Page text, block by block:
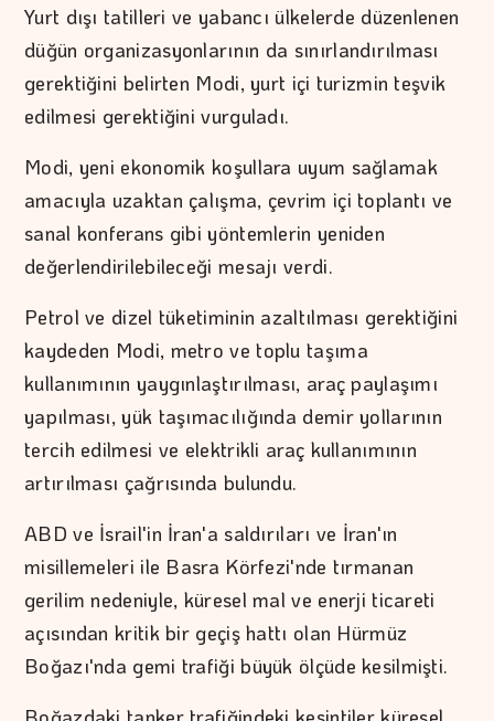
Yurt dışı tatilleri ve yabancı ülkelerde düzenlenen
düğün organizasyonlarının da sınırlandırılması
gerektiğini belirten Modi, yurt içi turizmin teşvik
edilmesi gerektiğini vurguladı.
Modi, yeni ekonomik koşullara uyum sağlamak
amacıyla uzaktan çalışma, çevrim içi toplantı ve
sanal konferans gibi yöntemlerin yeniden
değerlendirilebileceği mesajı verdi.
Petrol ve dizel tüketiminin azaltılması gerektiğini
kaydeden Modi, metro ve toplu taşıma
kullanımının yaygınlaştırılması, araç paylaşımı
yapılması, yük taşımacılığında demir yollarının
tercih edilmesi ve elektrikli araç kullanımının
artırılması çağrısında bulundu.
ABD ve İsrail'in İran'a saldırıları ve İran'ın
misillemeleri ile Basra Körfezi'nde tırmanan
gerilim nedeniyle, küresel mal ve enerji ticareti
açısından kritik bir geçiş hattı olan Hürmüz
Boğazı'nda gemi trafiği büyük ölçüde kesilmişti.